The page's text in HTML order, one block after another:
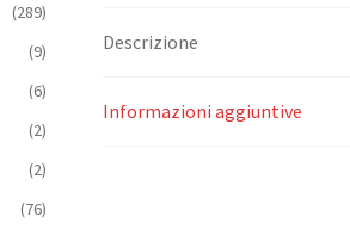
Descrizione
Informazioni aggiuntive
(289)
(9)
(6)
(2)
(2)
(76)